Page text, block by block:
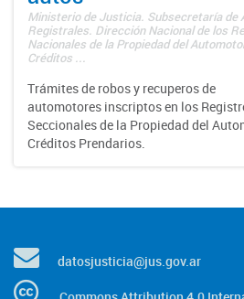
Ministerio de Justicia. Subsecretaría de
Registrales. Dirección Nacional de los
Nacionales de la Propiedad del
Créditos ...
Trámites de robos y recuperos de
automotores inscriptos en los
Seccionales de la Propiedad del
Créditos Prendarios.
datosjusticia@jus.gov.ar